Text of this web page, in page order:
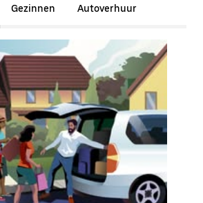
Gezinnen Autoverhuur